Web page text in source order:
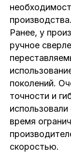
производства.
Ранее, у
ручное
поколений.
точности и
время
скоростью.